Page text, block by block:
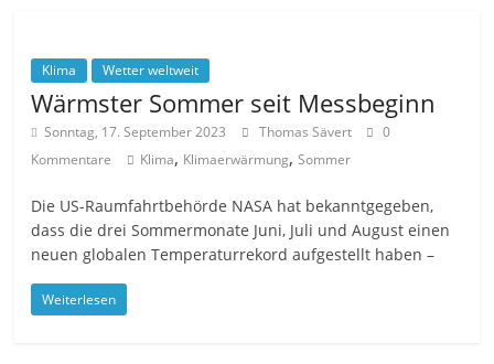
Klima Wetter weltweit
Wärmster Sommer seit Messbeginn
Sonntag, 17. September 2023 Thomas Sävert
0
Kommentare
Klima, Klimaerwärmung,Sommer
Die US-Raumfahrtbehörde NASA hat bekanntgegeben,
dass die drei Sommermonate Juni, Juli und August einen
neuen globalen Temperaturrekord aufgestellt haben –
Weiterlesen